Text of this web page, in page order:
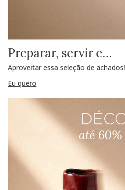
Preparar, servir e…
Aproveitar essa seleção de achados!
Eu quero